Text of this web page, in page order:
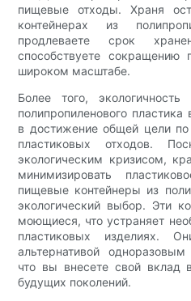
пищевые отходы. Храня
контейнерах из
продлеваете срок
способствуете
широком масштабе.
Более того,
полипропиленового пластика
в достижение общей цели
пластиковых отходов.
экологическим кризисом,
минимизировать
пищевые контейнеры из
экологический выбор. Эти
моющиеся, что устраняет
пластиковых изделиях.
альтернативой
что вы внесете свой вклад
будущих поколений.